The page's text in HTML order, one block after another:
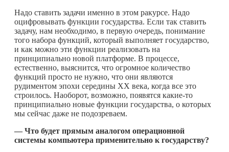
Надо ставить задачи именно в этом ракурсе. Надо
оцифровывать функции государства. Если так ставить
задачу, нам необходимо, в первую очередь, понимание
того набора функций, который выполняет государство,
и как можно эти функции реализовать на
принципиально новой платформе. В процессе,
естественно, выяснится, что огромное количество
функций просто не нужно, что они являются
рудиментом эпохи середины ХХ века, когда все это
строилось. Наоборот, возможно, появятся какие-то
принципиально новые функции государства, о которых
мы сейчас даже не подозреваем.
— Что будет прямым аналогом операционной
системы компьютера применительно к государству?